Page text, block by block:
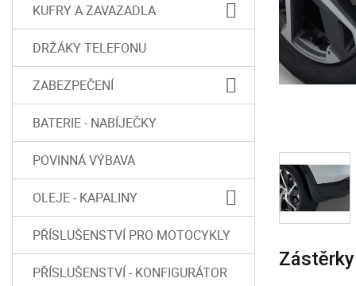
KUFRY A ZAVAZADLA
DRŽÁKY TELEFONU
ZABEZPEČENÍ
BATERIE - NABÍJEČKY
POVINNÁ VÝBAVA
OLEJE - KAPALINY
PŘÍSLUŠENSTVÍ PRO MOTOCYKLY
PŘÍSLUŠENSTVÍ - KONFIGURÁTOR